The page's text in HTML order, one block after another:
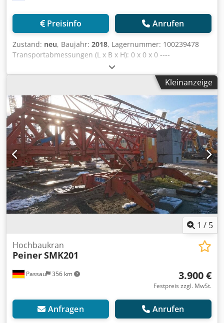
Preisinfo Anrufen
Zustand: neu, Baujahr: 2018, Lagernummer: 100239478
Transportabmessungen (L x B x H): 0 x 0 x 0 ----
Ausstattung: Grundausstattung: 1b) Grundausführung mit
27,0 m Ausladung 2c) Funkfernsteuerung 2d)
Kleinsteuerpult 3a) komplett mit Pyramiden 7)
Stromabnehmer für endloses Drehen Dcodpfjzkz Inox Am
Rsk 8) Positioniermodus MICROMOVE 9) Gussballast mit 4x
Betonballast a 910kg Standort: Regensburg
Kleinanzeige
1 / 5
Passau 356 km
Hochbaukran
PeinerSMK201
3.900 €
Festpreis zzgl. MwSt.
Anfragen Anrufen